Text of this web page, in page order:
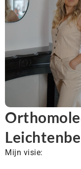
Mijn visie: